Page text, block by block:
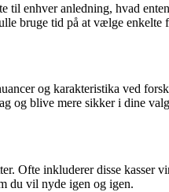
til enhver anledning, hvad
bruge tid på at vælge enkelte
og karakteristika ved
og blive mere sikker i dine
Ofte inkluderer disse
du vil nyde igen og igen.